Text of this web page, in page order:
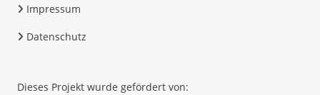
Impressum
Datenschutz
Dieses Projekt wurde gefördert von: